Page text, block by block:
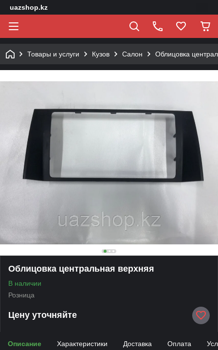
uazshop.kz
Товары и услуги Кузов Салон Облицовка
Облицовка центральная верхняя
В наличии
Розница
Цену уточняйте
Описание Характеристики Доставка Оплата